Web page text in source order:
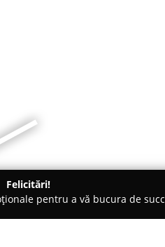
Felicitări!
pentru a vă bucura de